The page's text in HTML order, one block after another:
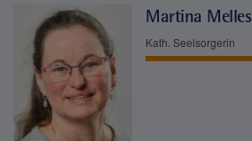
Martina Melles
Kath. Seelsorgerin